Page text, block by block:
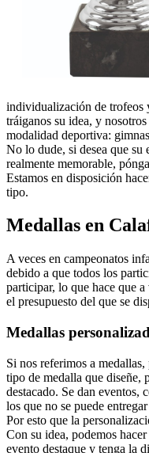
individualización de trofeos
tráiganos su idea, y
modalidad deportiva:
No lo dude, si desea que
realmente memorable,
Estamos en disposición
tipo.
Medallas en
A veces en campeonatos
debido a que todos los
participar, lo que hace que
el presupuesto del que se
Medallas
Si nos referimos a
tipo de medalla que diseñe,
destacado. Se dan eventos,
los que no se puede
Por esto que la
Con su idea, podemos
evento destaque y tenga la